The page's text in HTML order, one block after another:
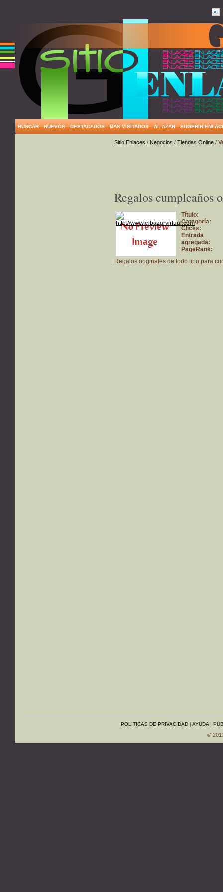
BUSCAR NUEVOS DESTACADOS MAS VISITADOS AL AZAR SUGERIR
Sitio Enlaces / Negocios / Tiendas Online /
Regalos cumpleaños
Título:
Categoría:
Clicks:
Entrada
agregada:
PageRank:
Regalos originales de todo tipo para
POLITICAS DE PRIVACIDAD| AYUDA|
©